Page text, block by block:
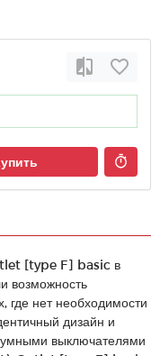
[type F] basic в
возможность
где нет необходимости
дизайн и
умными выключателями